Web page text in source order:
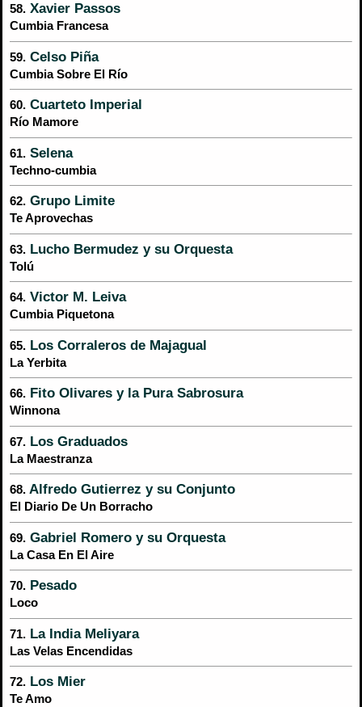
58. Xavier Passos
Cumbia Francesa
59. Celso Piña
Cumbia Sobre El Río
60. Cuarteto Imperial
Río Mamore
61. Selena
Techno-cumbia
62. Grupo Limite
Te Aprovechas
63. Lucho Bermudez y su Orquesta
Tolú
64. Victor M. Leiva
Cumbia Piquetona
65. Los Corraleros de Majagual
La Yerbita
66. Fito Olivares y la Pura Sabrosura
Winnona
67. Los Graduados
La Maestranza
68. Alfredo Gutierrez y su Conjunto
El Diario De Un Borracho
69. Gabriel Romero y su Orquesta
La Casa En El Aire
70. Pesado
Loco
71. La India Meliyara
Las Velas Encendidas
72. Los Mier
Te Amo